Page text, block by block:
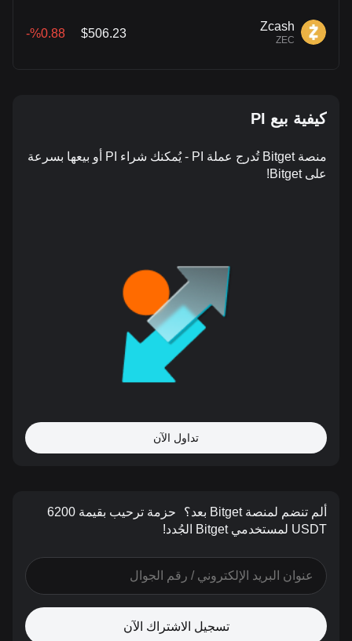
Zcash
ZEC
$506.23
%0.88-
كيفية بيع PI
منصة Bitget تُدرج عملة PI - يُمكنك شراء PI أو بيعها بسرعة
على Bitget!
تداول الآن
ألم تنضم لمنصة Bitget بعد؟
حزمة ترحيب بقيمة 6200
USDT لمستخدمي Bitget الجُدد!
تسجيل الاشتراك الآن